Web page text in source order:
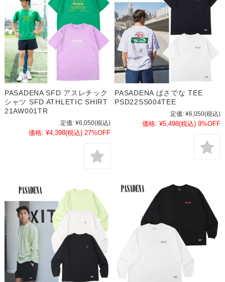
PASADENA SFD アスレチック
シャツ SFD ATHLETIC SHIRT
21AW001TR
定価: ¥6,050(税込)
価格: ¥4,398(税込) 27%OFF
PASADENA ぱさでな TEE
PSD22SS004TEE
定価: ¥6,050(税込)
価格: ¥5,498(税込) 9%OFF